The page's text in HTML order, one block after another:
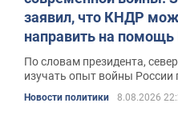
заявил, что КНДР
направить на
тыс. военнослужащих
По словам президента,
изучать опыт войны России
Новости политики 8.08.2026